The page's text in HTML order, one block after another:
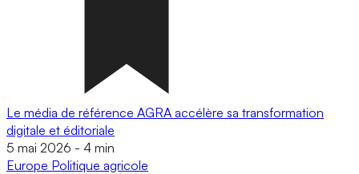
Le média de référence AGRA accélère sa transformation
digitale et éditoriale
5 mai 2026 - 4 min
Europe Politique agricole